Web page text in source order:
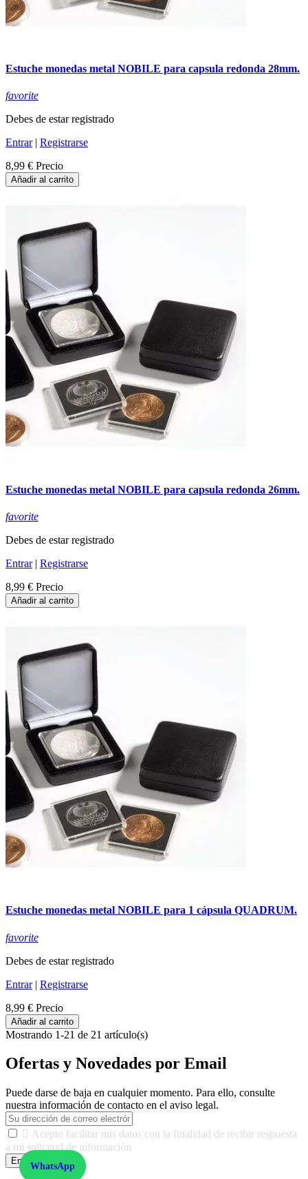
Estuche monedas metal NOBILE para capsula redonda 28mm.
favorite
Debes de estar registrado
Entrar| Registrarse
8,99 € Precio
Añadir al carrito
Estuche monedas metal NOBILE para capsula redonda 26mm.
favorite
Debes de estar registrado
Entrar| Registrarse
8,99 € Precio
Añadir al carrito
Estuche monedas metal NOBILE para 1 cápsula QUADRUM.
favorite
Debes de estar registrado
Entrar| Registrarse
8,99 € Precio
Añadir al carrito
Mostrando 1-21 de 21 artículo(s)
Ofertas y Novedades por Email
Puede darse de baja en cualquier momento. Para ello, consulte
nuestra información de contacto en el aviso legal.
 Acepto facilitar mis datos con la finalidad de recibir respuesta
a mi solicitud de información
Enviar
De conformidad con las leyes y normativas aplicables, tienes
WhatsApp